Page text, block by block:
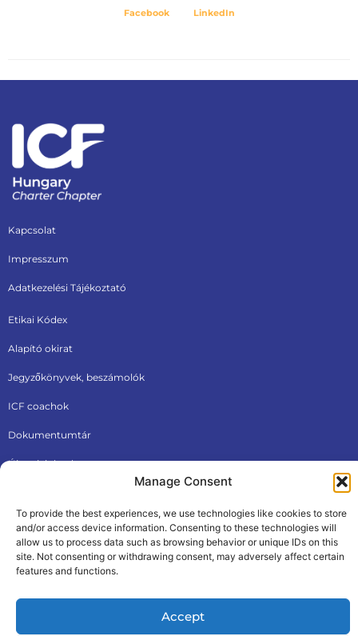
Manage Consent
To provide the best experiences, we use technologies like cookies to store
and/or access device information. Consenting to these technologies will
allow us to process data such as browsing behavior or unique IDs on this
site. Not consenting or withdrawing consent, may adversely affect certain
features and functions.
Accept
Facebook LinkedIn
Kapcsolat
Impresszum
Adatkezelési Tájékoztató
Etikai Kódex
Alapító okirat
Jegyzőkönyvek, beszámolók
ICF coachok
Dokumentumtár
Új tagjainknak
Chapter